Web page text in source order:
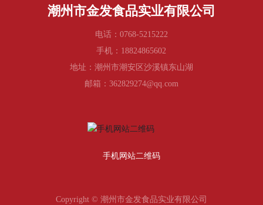
潮州市金发食品实业有限公司
电话： 0768-5215222
手机： 18824865602
地址：潮州市潮安区沙溪镇东山湖
邮箱： 362829274@qq.com
手机网站二维码
Copyright © 潮州市金发食品实业有限公司